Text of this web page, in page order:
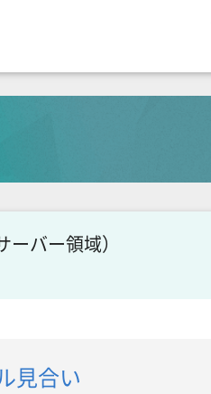
バー領域）
見合い